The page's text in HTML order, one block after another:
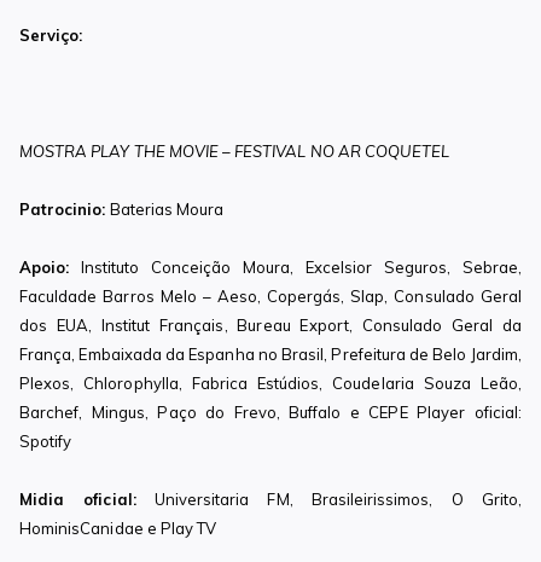
Serviço:
MOSTRA PLAY THE MOVIE – FESTIVAL NO AR COQUETEL
Patrocinio: Baterias Moura
Apoio: Instituto Conceição Moura, Excelsior Seguros, Sebrae,
Faculdade Barros Melo – Aeso, Copergás, Slap, Consulado Geral
dos EUA, Institut Français, Bureau Export, Consulado Geral da
França, Embaixada da Espanha no Brasil, Prefeitura de Belo Jardim,
Plexos, Chlorophylla, Fabrica Estúdios, Coudelaria Souza Leão,
Barchef, Mingus, Paço do Frevo, Buffalo e CEPE Player oficial:
Spotify
Midia oficial:Universitaria FM, Brasileirissimos, O Grito,
HominisCanidae e Play TV